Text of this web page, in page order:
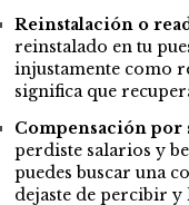
Reinstalación o
reinstalado en tu
injustamente como
significa que
Compensación por
perdiste salarios y
puedes buscar una
dejaste de percibir y